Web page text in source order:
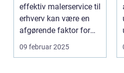
effektiv malerservice til
erhverv kan være en
afgørende faktor for
m...
09 februar 2025